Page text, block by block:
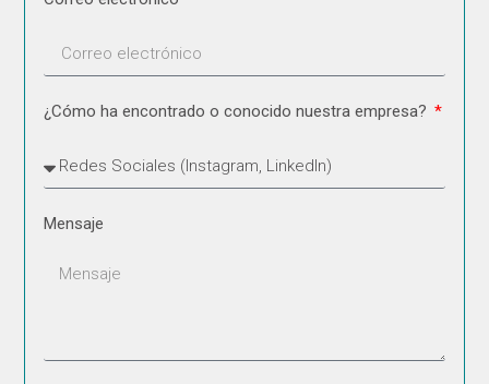
¿Cómo ha encontrado o conocido nuestra empresa?
Mensaje